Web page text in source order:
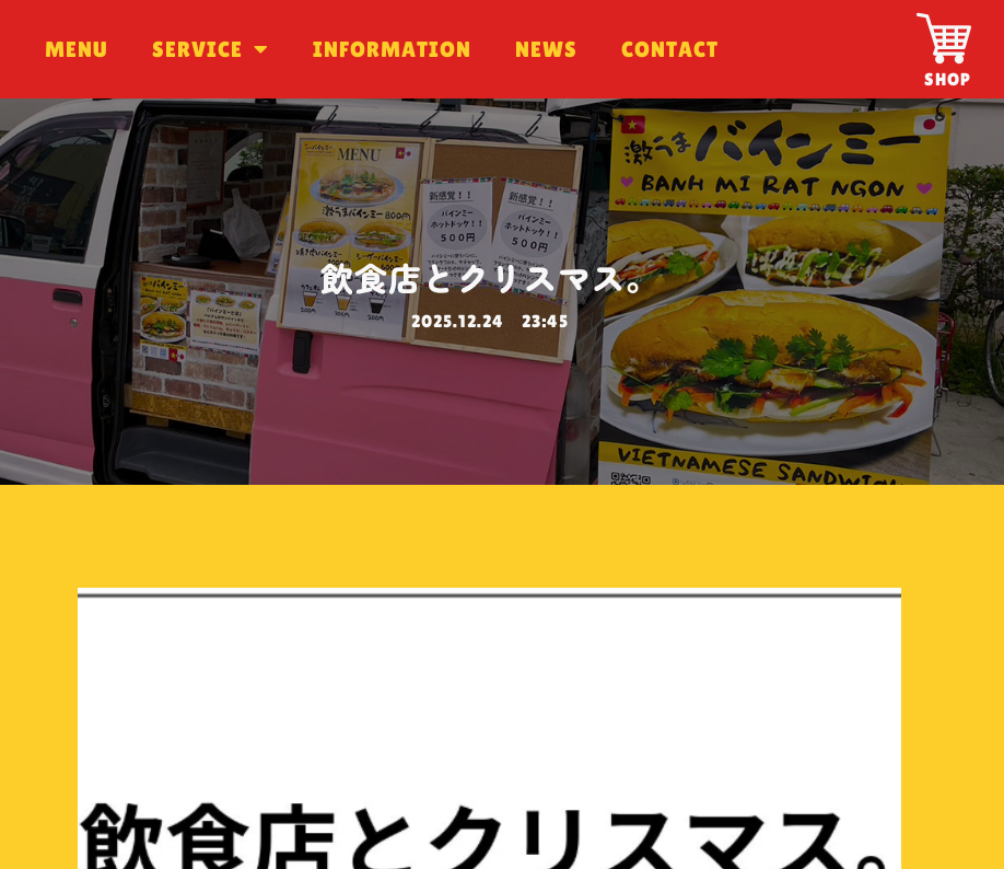
MENU SERVICE INFORMATION NEWS CONTACT
SHOP
MENU SERVICE INFORMATION NEWS CONTACT
飲食店とクリスマス。
2025.12.24 23:45